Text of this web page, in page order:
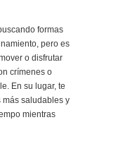
formas
pero es
o disfrutar
crímenes o
En su lugar, te
saludables y
mientras